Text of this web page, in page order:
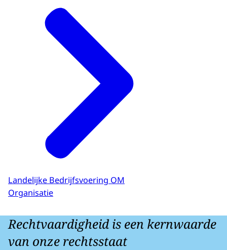
Landelijke Bedrijfsvoering OM
Organisatie
Rechtvaardigheid is een kernwaarde
van onze rechtsstaat